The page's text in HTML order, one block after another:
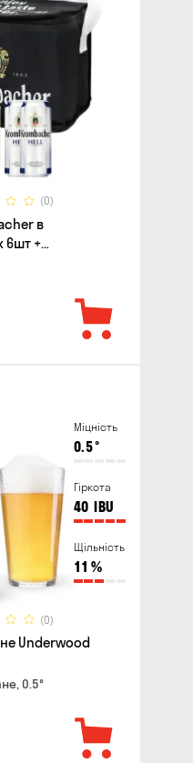
(0)
в
6шт +
Міцність
0.5°
Гіркота
40 IBU
Щільність
11 %
(0)
Underwood
0.5°